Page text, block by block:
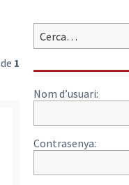
de 1
Nom d’usuari:
Contrasenya: